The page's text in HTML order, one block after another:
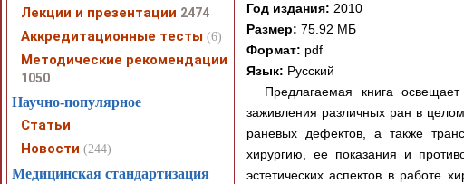
Год издания: 2010
Размер: 75.92 МБ
Формат: pdf
Язык: Русский
Предлагаемая книга
заживления различных ран в
раневых дефектов, а также
хирургию, ее показания и
эстетических аспектов в работе
Лекции и презентации 2474
Аккредитационные тесты (6)
Методические рекомендации
1050
Научно-популярное
Статьи
Новости (244)
Медицинская стандартизация